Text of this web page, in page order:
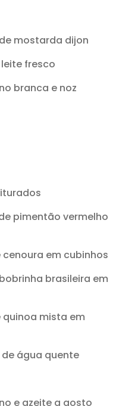
mostarda dijon
fresco
branca e noz
pimentão vermelho
em cubinhos
brasileira em
mista em
de água quente
e azeite a gosto